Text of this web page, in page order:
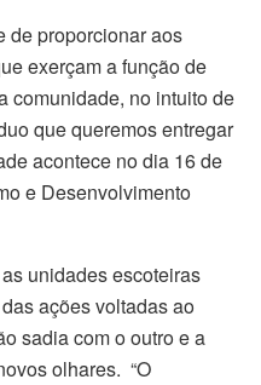
de proporcionar aos
exerçam a função de
comunidade, no intuito de
que queremos entregar
acontece no dia 16 de
e Desenvolvimento
unidades escoteiras
ações voltadas ao
sadia com o outro e a
olhares. “O